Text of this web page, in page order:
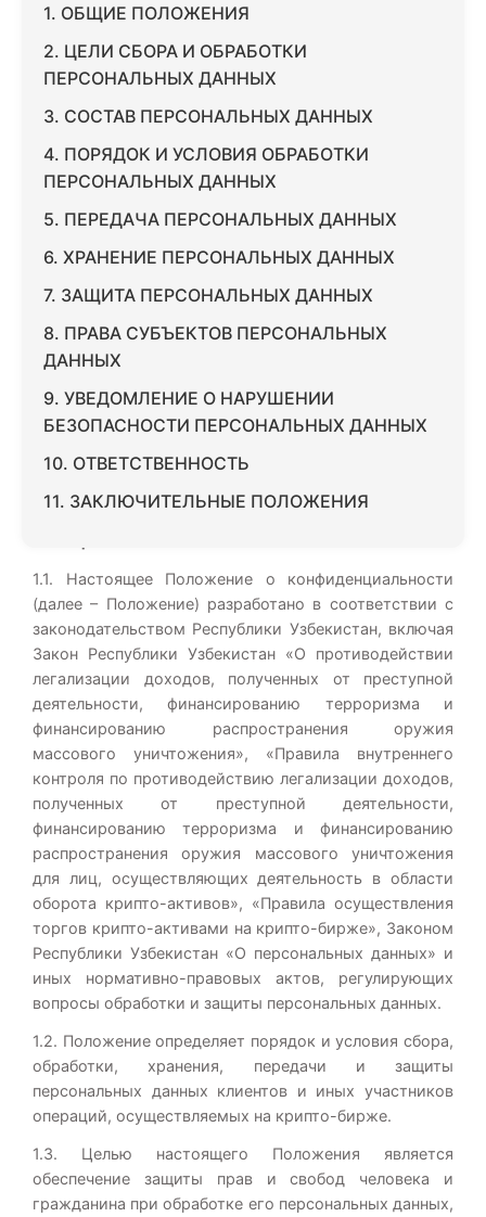
1. ОБЩИЕ ПОЛОЖЕНИЯ
2. ЦЕЛИ СБОРА И ОБРАБОТКИ
ПЕРСОНАЛЬНЫХ ДАННЫХ
3. СОСТАВ ПЕРСОНАЛЬНЫХ ДАННЫХ
4. ПОРЯДОК И УСЛОВИЯ ОБРАБОТКИ
ПЕРСОНАЛЬНЫХ ДАННЫХ
5. ПЕРЕДАЧА ПЕРСОНАЛЬНЫХ ДАННЫХ
6. ХРАНЕНИЕ ПЕРСОНАЛЬНЫХ ДАННЫХ
7. ЗАЩИТА ПЕРСОНАЛЬНЫХ ДАННЫХ
8. ПРАВА СУБЪЕКТОВ ПЕРСОНАЛЬНЫХ
ДАННЫХ
9. УВЕДОМЛЕНИЕ О НАРУШЕНИИ
БЕЗОПАСНОСТИ ПЕРСОНАЛЬНЫХ ДАННЫХ
10. ОТВЕТСТВЕННОСТЬ
11. ЗАКЛЮЧИТЕЛЬНЫЕ ПОЛОЖЕНИЯ
1.1. Настоящее Положение о конфиденциальности
(далее – Положение) разработано в соответствии с
законодательством Республики Узбекистан, включая
Закон Республики Узбекистан «О противодействии
легализации доходов, полученных от преступной
деятельности, финансированию терроризма и
финансированию распространения оружия
массового уничтожения», «Правила внутреннего
контроля по противодействию легализации доходов,
полученных от преступной деятельности,
финансированию терроризма и финансированию
распространения оружия массового уничтожения
для лиц, осуществляющих деятельность в области
оборота крипто-активов», «Правила осуществления
торгов крипто-активами на крипто-бирже», Законом
Республики Узбекистан «О персональных данных» и
иных нормативно-правовых актов, регулирующих
вопросы обработки и защиты персональных данных.
1.2. Положение определяет порядок и условия сбора,
обработки, хранения, передачи и защиты
персональных данных клиентов и иных участников
операций, осуществляемых на крипто-бирже.
1.3. Целью настоящего Положения является
обеспечение защиты прав и свобод человека и
гражданина при обработке его персональных данных,